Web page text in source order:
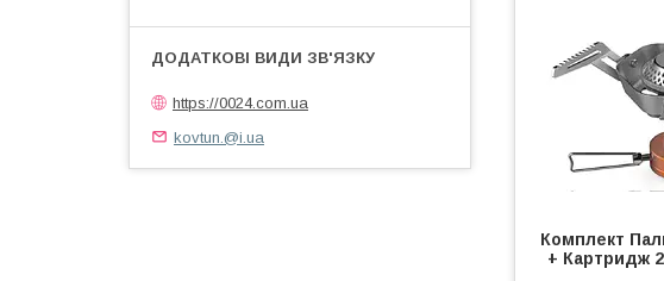
Комплект
+ Картридж
https://0024.com.ua
kovtun.@i.ua